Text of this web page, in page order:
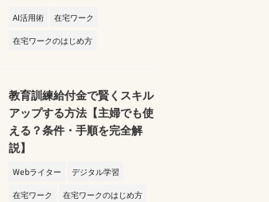
AI活用術
在宅ワーク
在宅ワークのはじめ方
教育訓練給付金で賢くスキル
アップする方法【主婦でも使
える？条件・手順を完全解
説】
Webライター
デジタル学習
在宅ワーク
在宅ワークのはじめ方